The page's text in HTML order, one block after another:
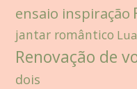
ensaio inspiração
jantar romântico
Renovação de
dois